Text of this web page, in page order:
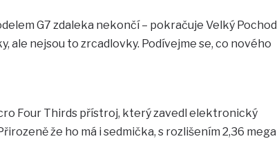
G7 zdaleka nekončí – pokračuje Velký Pochod
ale nejsou to zrcadlovky. Podívejme se, co nového
Four Thirds přístroj, který zavedl elektronický
že ho má i sedmička, s rozlišením 2,36 mega